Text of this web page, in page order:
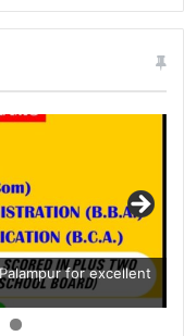
for excellent